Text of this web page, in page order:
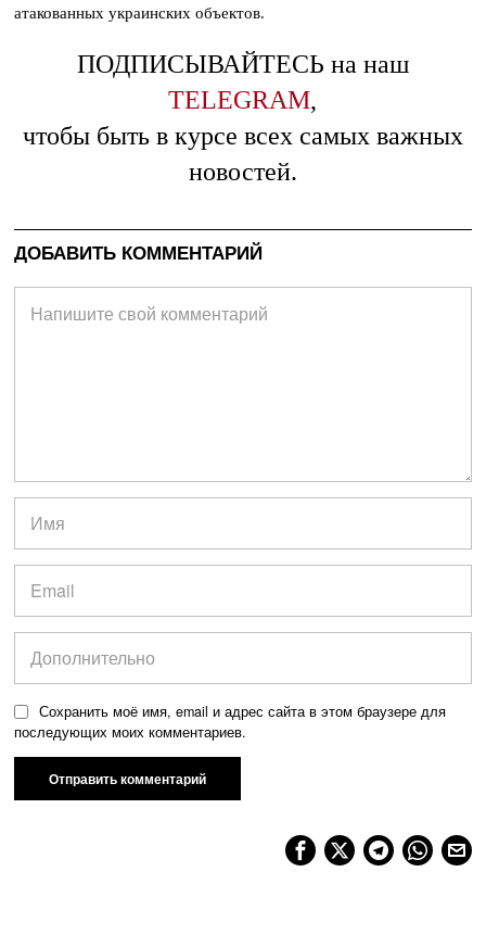
атакованных украинских объектов.
ПОДПИСЫВАЙТЕСЬ на наш
TELEGRAM,
чтобы быть в курсе всех самых важных
новостей.
ДОБАВИТЬ КОММЕНТАРИЙ
Сохранить моё имя, email и адрес сайта в этом браузере для
последующих моих комментариев.